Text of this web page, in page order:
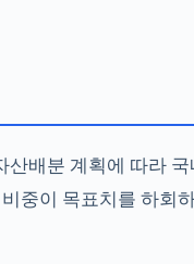
산배분 계획에 따라
중이 목표치를 하회